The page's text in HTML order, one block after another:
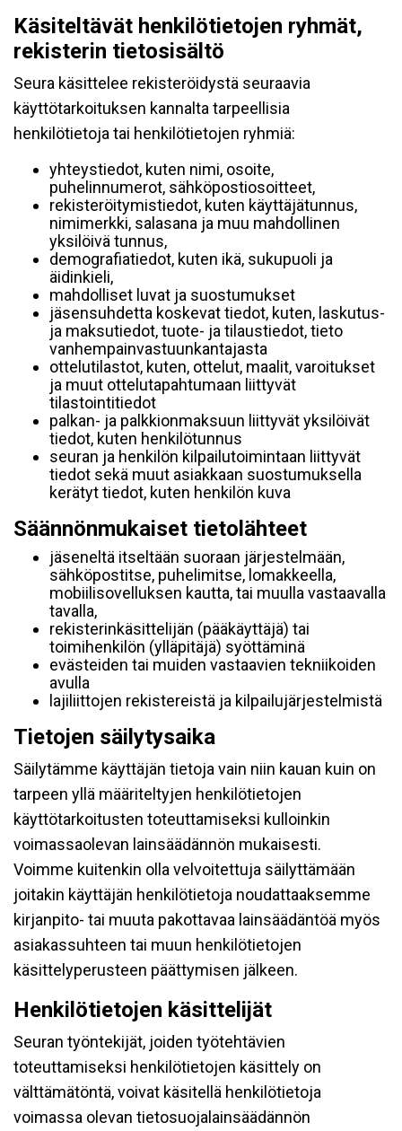
Käsiteltävät henkilötietojen ryhmät,
rekisterin tietosisältö
Seura käsittelee rekisteröidystä seuraavia
käyttötarkoituksen kannalta tarpeellisia
henkilötietoja tai henkilötietojen ryhmiä:
yhteystiedot, kuten nimi, osoite,
puhelinnumerot, sähköpostiosoitteet,
rekisteröitymistiedot, kuten käyttäjätunnus,
nimimerkki, salasana ja muu mahdollinen
yksilöivä tunnus,
demografiatiedot, kuten ikä, sukupuoli ja
äidinkieli,
mahdolliset luvat ja suostumukset
jäsensuhdetta koskevat tiedot, kuten, laskutus-
ja maksutiedot, tuote- ja tilaustiedot, tieto
vanhempainvastuunkantajasta
ottelutilastot, kuten, ottelut, maalit, varoitukset
ja muut ottelutapahtumaan liittyvät
tilastointitiedot
palkan- ja palkkionmaksuun liittyvät yksilöivät
tiedot, kuten henkilötunnus
seuran ja henkilön kilpailutoimintaan liittyvät
tiedot sekä muut asiakkaan suostumuksella
kerätyt tiedot, kuten henkilön kuva
Säännönmukaiset tietolähteet
jäseneltä itseltään suoraan järjestelmään,
sähköpostitse, puhelimitse, lomakkeella,
mobiilisovelluksen kautta, tai muulla vastaavalla
tavalla,
rekisterinkäsittelijän (pääkäyttäjä) tai
toimihenkilön (ylläpitäjä) syöttäminä
evästeiden tai muiden vastaavien tekniikoiden
avulla
lajiliittojen rekistereistä ja kilpailujärjestelmistä
Tietojen säilytysaika
Säilytämme käyttäjän tietoja vain niin kauan kuin on
tarpeen yllä määriteltyjen henkilötietojen
käyttötarkoitusten toteuttamiseksi kulloinkin
voimassaolevan lainsäädännön mukaisesti.
Voimme kuitenkin olla velvoitettuja säilyttämään
joitakin käyttäjän henkilötietoja noudattaaksemme
kirjanpito- tai muuta pakottavaa lainsäädäntöä myös
asiakassuhteen tai muun henkilötietojen
käsittelyperusteen päättymisen jälkeen.
Henkilötietojen käsittelijät
Seuran työntekijät, joiden työtehtävien
toteuttamiseksi henkilötietojen käsittely on
välttämätöntä, voivat käsitellä henkilötietoja
voimassa olevan tietosuojalainsäädännön